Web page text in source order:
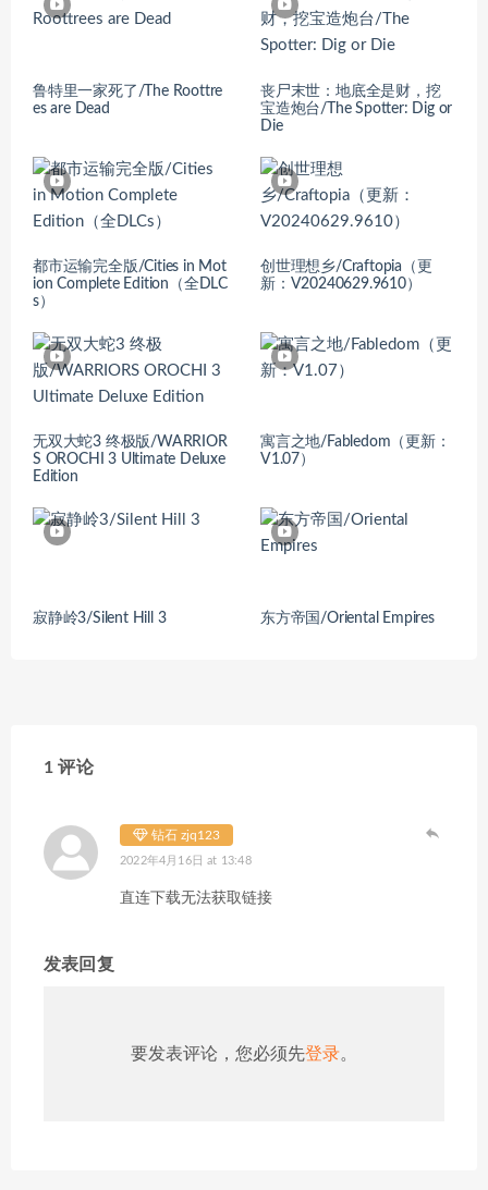
鲁特里一家死了/The Roottre
es are Dead
丧尸末世：地底全是财，挖
宝造炮台/The Spotter: Dig or
Die
都市运输完全版/Cities in Mot
ion Complete Edition（全DLC
s）
创世理想乡/Craftopia（更
新：V20240629.9610）
无双大蛇3 终极版/WARRIOR
S OROCHI 3 Ultimate Deluxe
Edition
寓言之地/Fabledom（更新：
V1.07）
寂静岭3/Silent Hill 3 东方帝国/Oriental Empires
1 评论
钻石 zjq123
2022年4月16日 at 13:48
直连下载无法获取链接
发表回复
要发表评论，您必须先登录。